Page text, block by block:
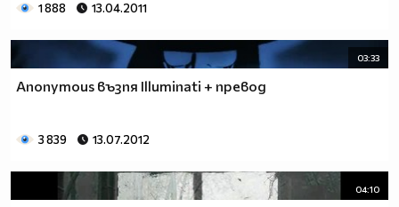
1 888 13.04.2011
03:33
Anonymous възпя Illuminati + превод
3 839 13.07.2012
04:10